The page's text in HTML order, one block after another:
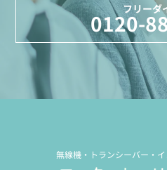
フリーダ
0120-
無線機・トランシーバー・